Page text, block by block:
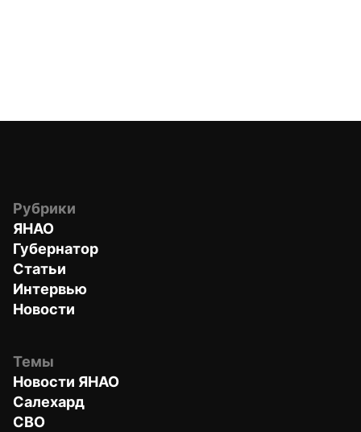
Рубрики
ЯНАО
Губернатор
Статьи
Интервью
Новости
Темы
Новости ЯНАО
Салехард
СВО